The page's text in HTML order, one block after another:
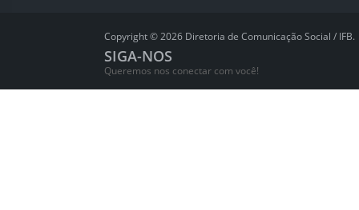
Copyright © 2026 Diretoria de Comunicação Social / IFB.
SIGA-NOS
Queremos nos conectar com você!